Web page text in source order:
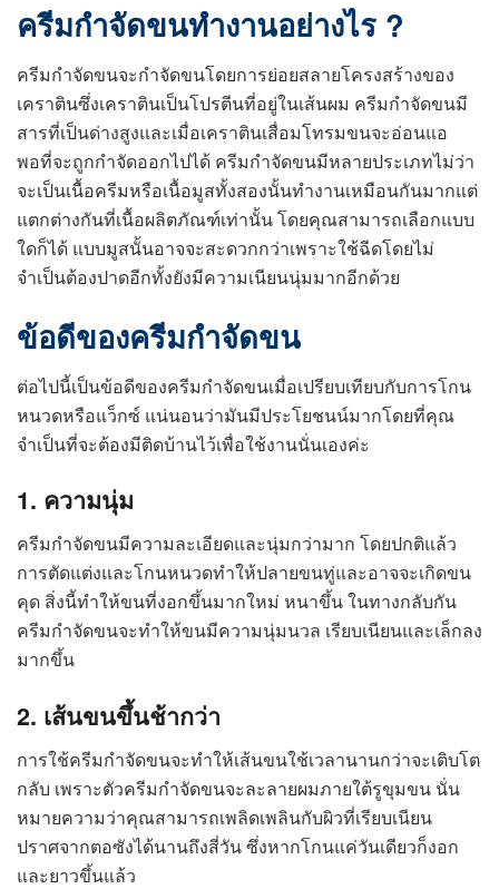
ครีมกำจัดขนทำงานอย่างไร ?
ครีมกำจัดขนจะกำจัดขนโดยการย่อยสลายโครงสร้างของ
เคราตินซึ่งเคราตินเป็นโปรตีนที่อยู่ในเส้นผม ครีมกำจัดขนมี
สารที่เป็นด่างสูงและเมื่อเคราตินเสื่อมโทรมขนจะอ่อนแอ
พอที่จะถูกกำจัดออกไปได้ ครีมกำจัดขนมีหลายประเภทไม่ว่า
จะเป็นเนื้อครีมหรือเนื้อมูสทั้งสองนั้นทำงานเหมือนกันมากแต่
แตกต่างกันที่เนื้อผลิตภัณฑ์เท่านั้น โดยคุณสามารถเลือกแบบ
ใดก็ได้ แบบมูสนั้นอาจจะสะดวกกว่าเพราะใช้ฉีดโดยไม่
จำเป็นต้องปาดอีกทั้งยังมีความเนียนนุ่มมากอีกด้วย
ข้อดีของครีมกำจัดขน
ต่อไปนี้เป็นข้อดีของครีมกำจัดขนเมื่อเปรียบเทียบกับการโกน
หนวดหรือแว็กซ์ แน่นอนว่ามันมีประโยชนน์มากโดยที่คุณ
จำเป็นที่จะต้องมีติดบ้านไว้เพื่อใช้งานนั่นเองค่ะ
1. ความนุ่ม
ครีมกำจัดขนมีความละเอียดและนุ่มกว่ามาก โดยปกติแล้ว
การตัดแต่งและโกนหนวดทำให้ปลายขนทู่และอาจจะเกิดขน
คุด สิ่งนี้ทำให้ขนที่งอกขึ้นมากใหม่ หนาขึ้น ในทางกลับกัน
ครีมกำจัดขนจะทำให้ขนมีความนุ่มนวล เรียบเนียนและเล็กลง
มากขึ้น
2. เส้นขนขึ้นช้ากว่า
การใช้ครีมกำจัดขนจะทำให้เส้นขนใช้เวลานานกว่าจะเติบโต
กลับ เพราะตัวครีมกำจัดขนจะละลายผมภายใต้รูขุมขน นั่น
หมายความว่าคุณสามารถเพลิดเพลินกับผิวที่เรียบเนียน
ปราศจากตอซังได้นานถึงสี่วัน ซึ่งหากโกนแค่วันเดียวก็งอก
และยาวขึ้นแล้ว